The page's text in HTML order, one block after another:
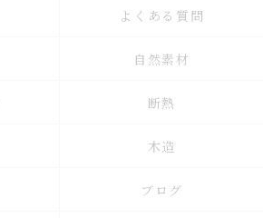
よくある質問
自然素材
断熱
木造
ブログ